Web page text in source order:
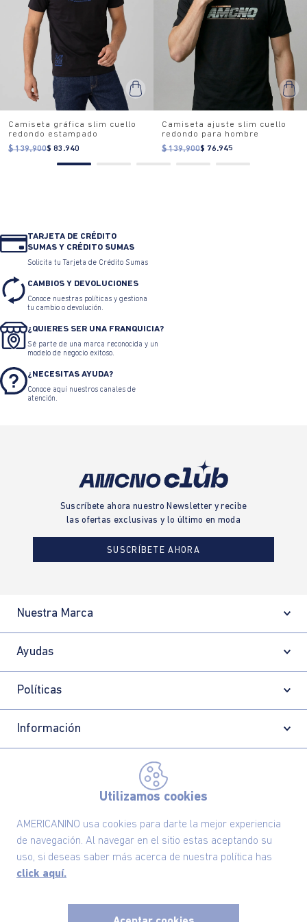
Utilizamos cookies
AMERICANINO usa cookies para darte la mejor experiencia
de navegación. Al navegar en el sitio estas aceptando su
uso, si deseas saber más acerca de nuestra política has
click aquí.
Camiseta gráfica slim cuello
redondo estampado
$ 139.900$ 83.940
Camiseta ajuste slim cuello
redondo para hombre
$ 139.900$ 76.945
TARJETA DE CRÉDITO
SUMAS Y CRÉDITO SUMAS
Solicita tu Tarjeta de Crédito Sumas
CAMBIOS Y DEVOLUCIONES
Conoce nuestras políticas y gestiona
tu cambio o devolución.
¿QUIERES SER UNA FRANQUICIA?
Sé parte de una marca reconocida y un
modelo de negocio exitoso.
¿NECESITAS AYUDA?
Conoce aquí nuestros canales de
atención.
Suscríbete ahora nuestro Newsletter y recibe
las ofertas exclusivas y lo último en moda
SUSCRÍBETE AHORA
Nuestra Marca
Ayudas
Políticas
Información